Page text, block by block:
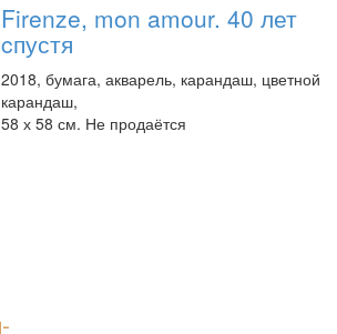
Firenze, mon amour. 40 лет
cпустя
2018, бумага, акварель, карандаш, цветной
карандаш,
58 х 58 см. Не продаётся